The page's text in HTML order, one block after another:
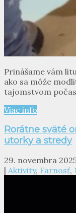
Prinášame vám
ako sa môže
tajomstvom
Viac info
Rorátne sväté
utorky a stredy
29. novembra
| Aktivity, Farnosť,